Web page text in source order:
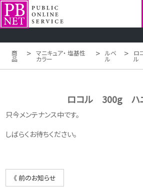
商
品 > マニキュア・ 塩基性
カラー > ルベ
ル > ロ
ル
ロコル 300g ハ
只今メンテナンス中です。
しばらくお待ちください。
《 前のお知らせ